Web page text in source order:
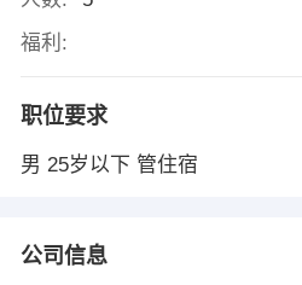
福利:
职位要求
男 25岁以下 管住宿
公司信息